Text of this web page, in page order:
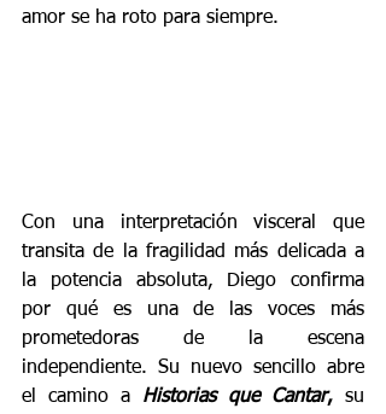
amor se ha roto para siempre.
Con una interpretación visceral que
transita de la fragilidad más delicada a
la potencia absoluta, Diego confirma
por qué es una de las voces más
prometedoras de la escena
independiente. Su nuevo sencillo abre
el camino a Historias que Cantar, su